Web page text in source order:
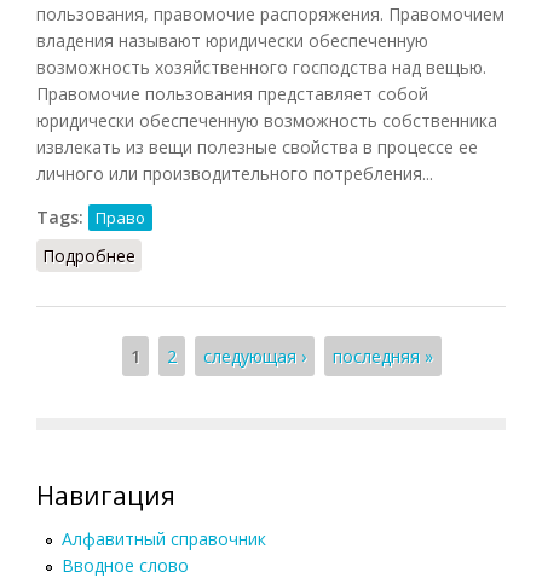
пользования, правомочие распоряжения. Правомочием
владения называют юридически обеспеченную
возможность хозяйственного господства над вещью.
Правомочие пользования представляет собой
юридически обеспеченную возможность собственника
извлекать из вещи полезные свойства в процессе ее
личного или производительного потребления...
Tags:
Право
Подробнее
Страницы
1 2 следующая › последняя »
Навигация
Алфавитный справочник
Вводное слово